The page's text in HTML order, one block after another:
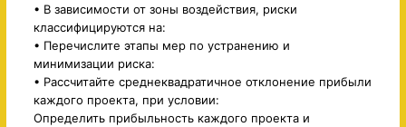
• В зависимости от зоны воздействия, риски
классифицируются на:
• Перечислите этапы мер по устранению и
минимизации риска:
• Рассчитайте среднеквадратичное отклонение прибыли
каждого проекта, при условии:
Определить прибыльность каждого проекта и